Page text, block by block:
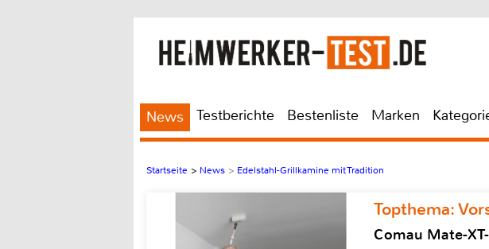
News Testberichte Bestenliste Marken
Startseite > News > Edelstahl-Grillkamine mit Tradition
Topthema:
Comau Mate-